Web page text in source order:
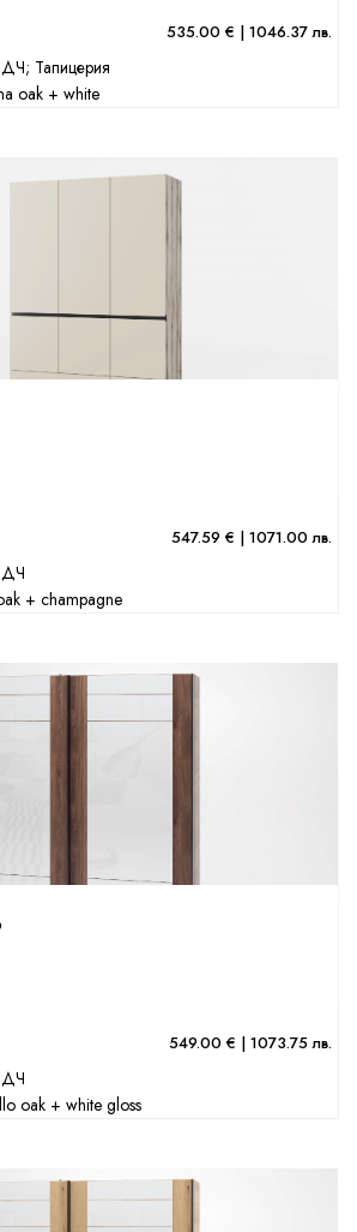
535.00 € | 1046.37 лв.
Тапицерия
oak + white
547.59 € | 1071.00 лв.
+ champagne
549.00 € | 1073.75 лв.
oak + white gloss